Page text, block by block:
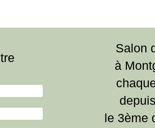
Salon
à
le 3ème